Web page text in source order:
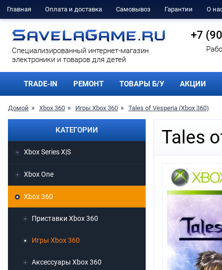
Главная Оплата и доставка Самовывоз Гарантии О
Cпециализированный интернет-магазин
электроники и товаров для детей
+7
TRADE-IN РЕМОНТ ТОВАРЫ Б/У АКЦИИ
Домой Xbox 360 Игры Xbox 360 Tales of Vesperia (Xbox 360)
Tales
КАТЕГОРИИ
Xbox Series X|S
Xbox One
Xbox 360
Приставки Xbox 360
Игры Xbox 360
Аксессуары Xbox 360